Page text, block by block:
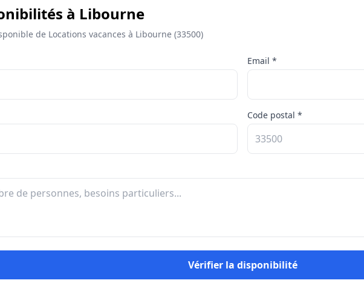
à Libourne
de Locations vacances à Libourne (33500)
Email *
Code postal *
Vérifier la disponibilité